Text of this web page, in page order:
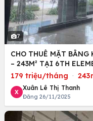
7
CHO THUÊ MẶT
– 243M² TẠI 6TH
179 triệu/tháng ·
X
Xuân Lê Thị Thanh
Đăng 26/11/2025